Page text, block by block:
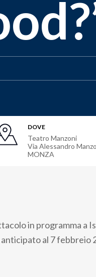
DOVE
Teatro Manzoni
Via Alessandro
MONZA
in programma a
al 7 febbreio